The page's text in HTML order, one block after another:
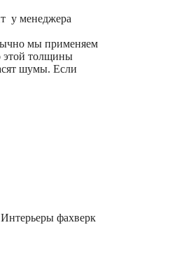
у менеджера
мы применяем
этой толщины
шумы. Если
Интерьеры фахверк